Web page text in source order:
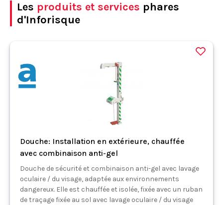
Les produits et services phares
d'Inforisque
Douche: Installation en extérieure, chauffée
avec combinaison anti-gel
Douche de sécurité et combinaison anti-gel avec lavage
oculaire / du visage, adaptée aux environnements
dangereux. Elle est chauffée et isolée, fixée avec un ruban
de traçage fixée au sol avec lavage oculaire / du visage